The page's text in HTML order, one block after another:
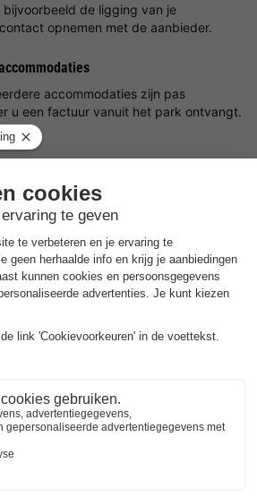
bijvoorbeeld de ligging van je
opnemen met de aanbieder.
accommodaties zijn pas
u een factuur vanuit het park ontvangt.
betaald te worden aan het park.